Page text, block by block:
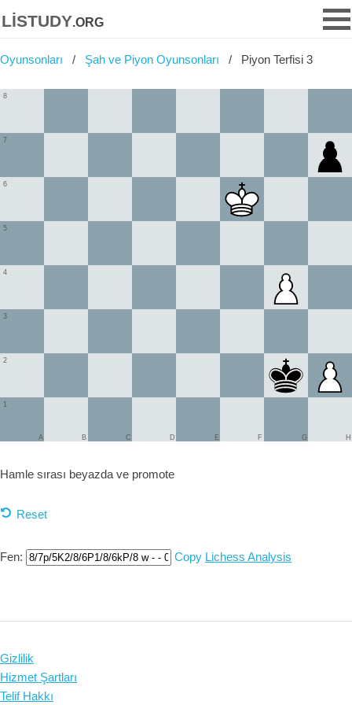
listudy.org
Oyunsonları Şah ve Piyon Oyunsonları Piyon Terfisi 3
1
2
3
4
5
6
7
8
A B C D E F G H
Hamle sırası beyazda ve promote
Reset
Fen: Copy Lichess Analysis
Gizlilik
Hizmet Şartları
Telif Hakkı